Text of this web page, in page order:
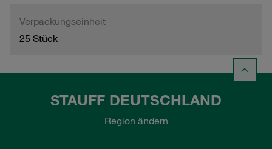
Verpackungseinheit
25 Stück
STAUFF DEUTSCHLAND
Region ändern